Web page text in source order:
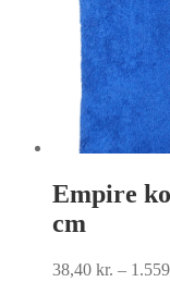
Empire
cm
38,40 kr. –